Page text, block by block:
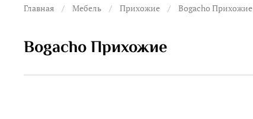
Главная Мебель Прихожие Bogacho Прихожие
Bogacho Прихожие